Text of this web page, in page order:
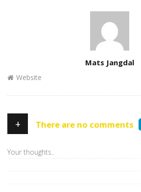
Mats Jangdal
Website
+ There are no comments